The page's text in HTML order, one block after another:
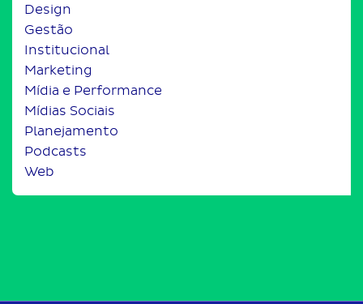
Design
Gestão
Institucional
Marketing
Mídia e Performance
Mídias Sociais
Planejamento
Podcasts
Web